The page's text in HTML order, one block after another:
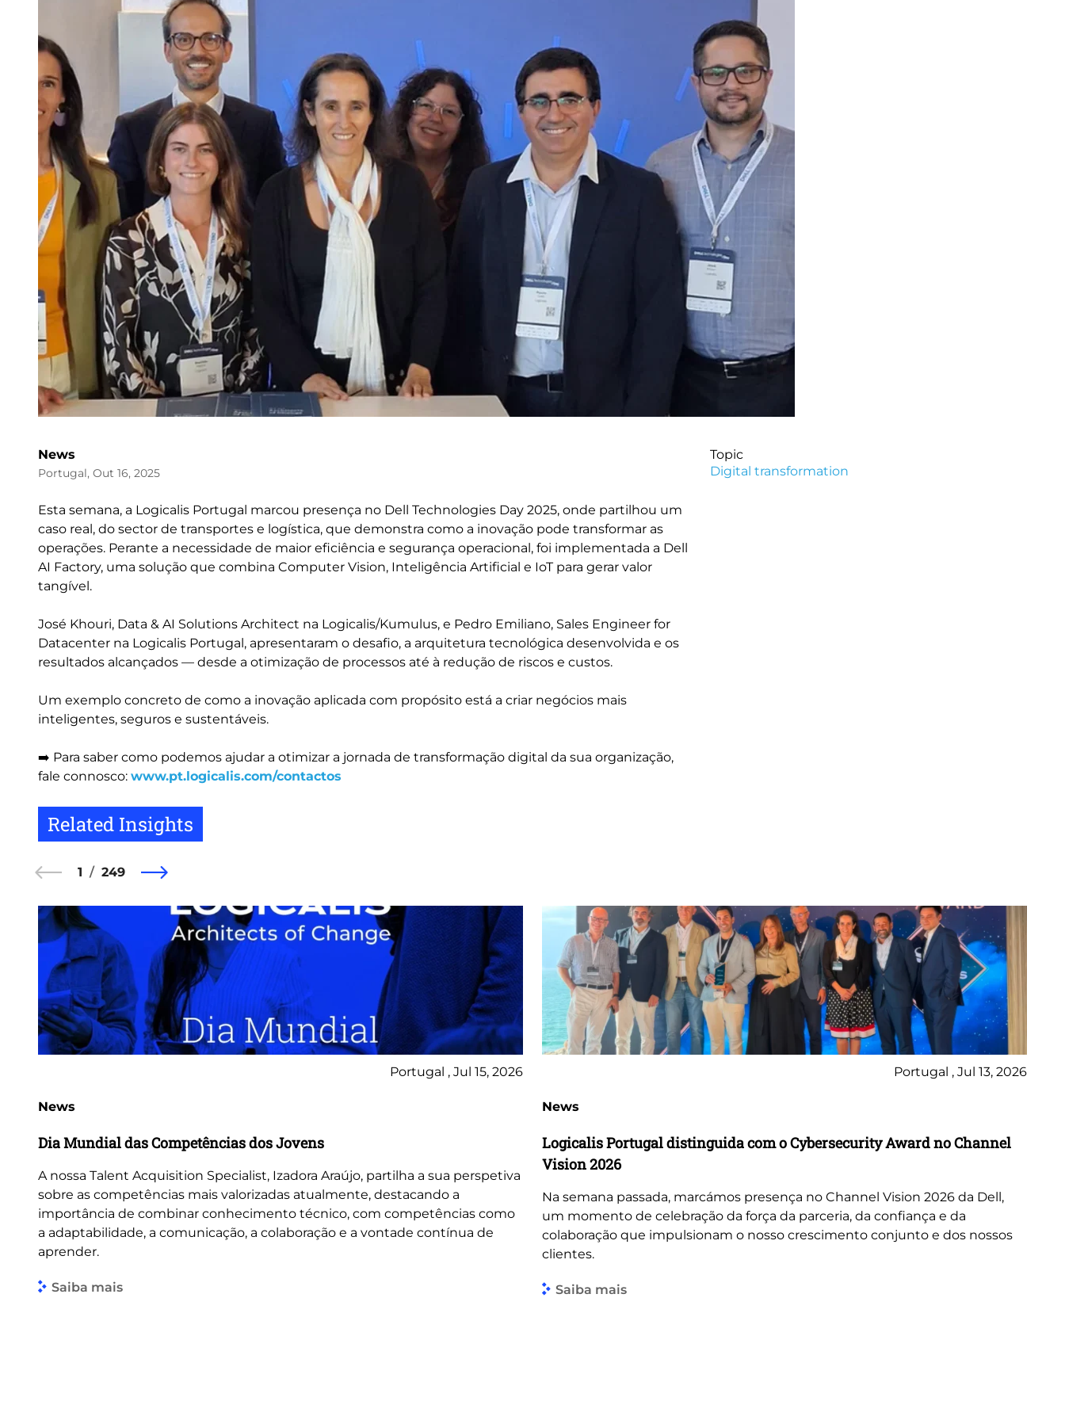
News
Portugal, Out 16, 2025
Esta semana, a Logicalis Portugal marcou presença no Dell Technologies Day 2025, onde partilhou um
caso real, do sector de transportes e logística, que demonstra como a inovação pode transformar as
operações. Perante a necessidade de maior eficiência e segurança operacional, foi implementada a Dell
AI Factory, uma solução que combina Computer Vision, Inteligência Artificial e IoT para gerar valor
tangível.
José Khouri, Data & AI Solutions Architect na Logicalis/Kumulus, e Pedro Emiliano, Sales Engineer for
Datacenter na Logicalis Portugal, apresentaram o desafio, a arquitetura tecnológica desenvolvida e os
resultados alcançados — desde a otimização de processos até à redução de riscos e custos.
Um exemplo concreto de como a inovação aplicada com propósito está a criar negócios mais
inteligentes, seguros e sustentáveis.
➡️ Para saber como podemos ajudar a otimizar a jornada de transformação digital da sua organização,
fale connosco: www.pt.logicalis.com/contactos
Topic
Digital transformation
Related Insights
1 249
Portugal , Jul 15, 2026
News
Dia Mundial das Competências dos Jovens
A nossa Talent Acquisition Specialist, Izadora Araújo, partilha a sua perspetiva
sobre as competências mais valorizadas atualmente, destacando a
importância de combinar conhecimento técnico, com competências como
a adaptabilidade, a comunicação, a colaboração e a vontade contínua de
aprender.
Saiba mais
Portugal , Jul 13, 2026
News
Logicalis Portugal distinguida com o Cybersecurity Award no Channel
Vision 2026
Na semana passada, marcámos presença no Channel Vision 2026 da Dell,
um momento de celebração da força da parceria, da confiança e da
colaboração que impulsionam o nosso crescimento conjunto e dos nossos
clientes.
Saiba mais